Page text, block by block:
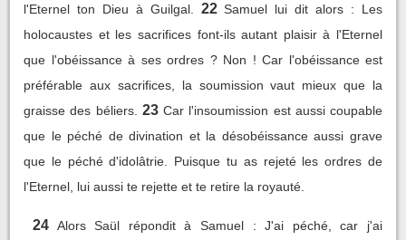
l'Eternel ton Dieu à Guilgal.
22 Samuel lui dit alors : Les
holocaustes et les sacrifices font-ils autant plaisir à l'Eternel
que l'obéissance à ses ordres ? Non ! Car l'obéissance est
préférable aux sacrifices, la soumission vaut mieux que la
graisse des béliers. 23 Car l'insoumission est aussi coupable
que le péché de divination et la désobéissance aussi grave
que le péché d'idolâtrie. Puisque tu as rejeté les ordres de
l'Eternel, lui aussi te rejette et te retire la royauté.
24 Alors Saül répondit à Samuel : J'ai péché, car j'ai